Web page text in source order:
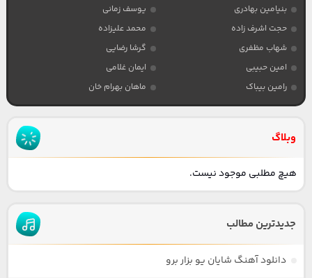
بنیامین بهادری
یوسف زمانی
حجت اشرف زاده
محمد علیزاده
شهاب مظفری
گرشا رضایی
امین حبیبی
ایمان غلامی
رامین بیباک
ماهان بهرام خان
وبلاگ
هیچ مطلبی موجود نیست.
جدیدترین مطالب
دانلود آهنگ شایان یو بزار برو